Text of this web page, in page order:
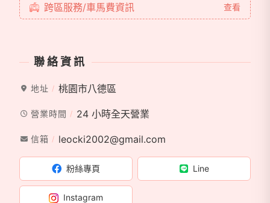
跨區服務/車馬費資訊 查看
聯絡資訊
地址 桃園市八德區
營業時間 24 小時全天營業
信箱 leocki2002@gmail.com
粉絲專頁 Line
Instagram